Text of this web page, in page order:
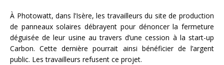
À Photowatt, dans l’Isère, les travailleurs du site de production
de panneaux solaires débrayent pour dénoncer la fermeture
déguisée de leur usine au travers d’une cession à la start-up
Carbon. Cette dernière pourrait ainsi bénéficier de l’argent
public. Les travailleurs refusent ce projet.